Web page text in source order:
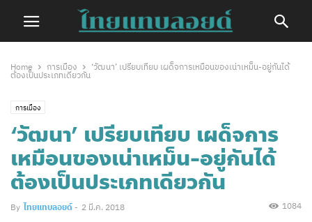
Home การเมือง
‘วัฒนา’ เปรียบเทียบ เผด็จการเหมือนของเน่าเหม็น-อยู่กันได้
ต้องเป็นประเภทเดียวกัน
การเมือง
‘วัฒนา’ เปรียบเทียบ เผด็จการ
เหมือนของเน่าเหม็น-อยู่กันได้
ต้องเป็นประเภทเดียวกัน
By ไทยแทบลอยด์ - 2 มี.ค. 2018 1084